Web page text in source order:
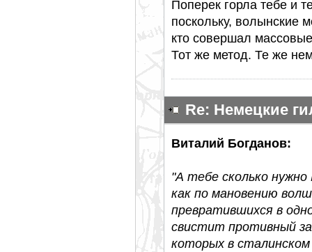
Поперек горла тебе и
поскольку, волынские
кто совершал
Тот же метод. Те же
Re: Немецкие
Виталий Богданов:
"А тебе сколько
как по мановению
превратившихся в
свистит противный
которых в